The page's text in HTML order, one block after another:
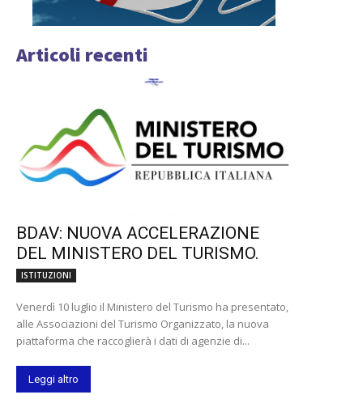
Articoli recenti
BDAV: NUOVA ACCELERAZIONE
DEL MINISTERO DEL TURISMO.
ISTITUZIONI
Venerdì 10 luglio il Ministero del Turismo ha presentato,
alle Associazioni del Turismo Organizzato, la nuova
piattaforma che raccoglierà i dati di agenzie di...
Leggi altro